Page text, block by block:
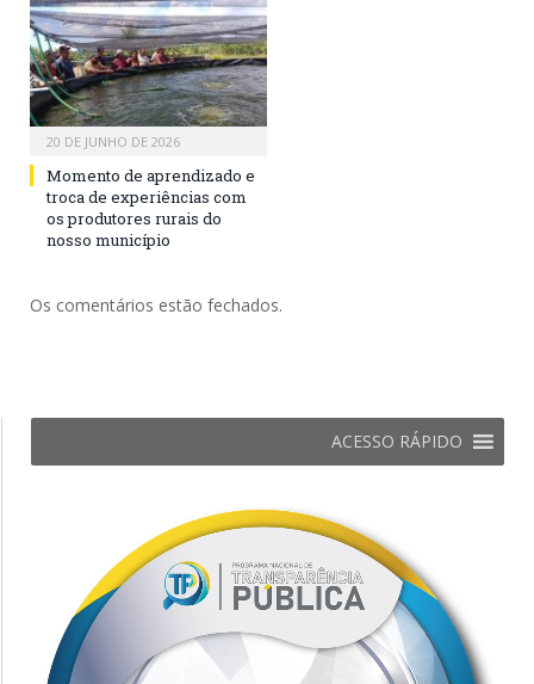
20 DE JUNHO DE 2026
Momento de aprendizado e
troca de experiências com
os produtores rurais do
nosso município
Os comentários estão fechados.
ACESSO RÁPIDO